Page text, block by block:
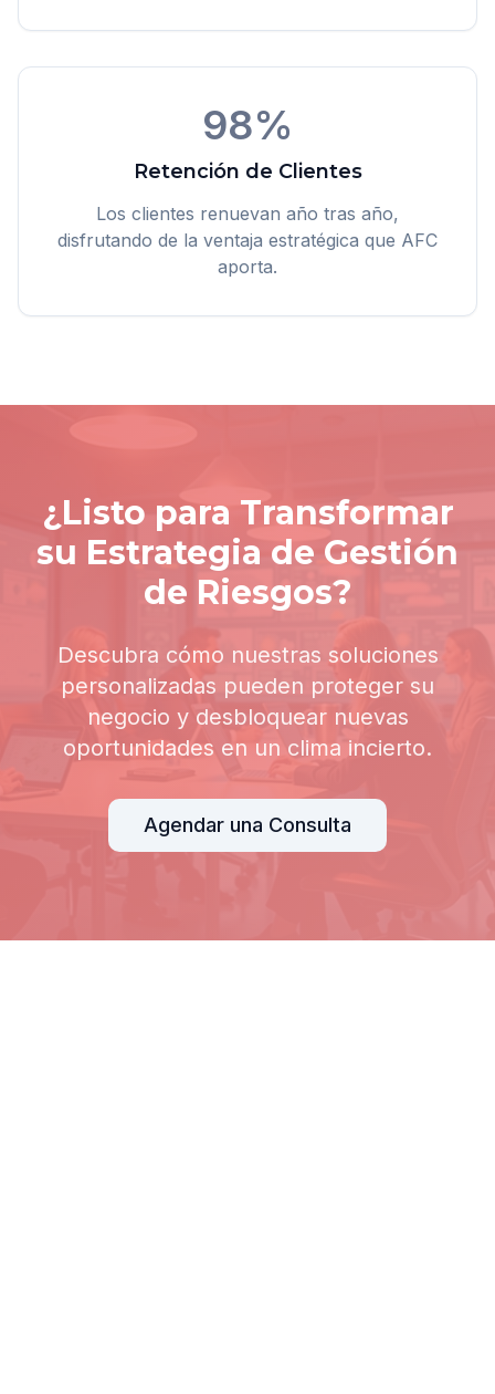
98%
Retención de Clientes
Los clientes renuevan año tras año,
disfrutando de la ventaja estratégica que AFC
aporta.
¿Listo para Transformar
su Estrategia de Gestión
de Riesgos?
Descubra cómo nuestras soluciones
personalizadas pueden proteger su
negocio y desbloquear nuevas
oportunidades en un clima incierto.
Agendar una Consulta